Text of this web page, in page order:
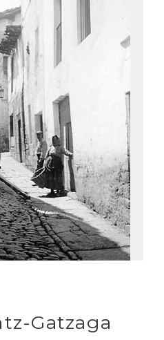
Gatzaga